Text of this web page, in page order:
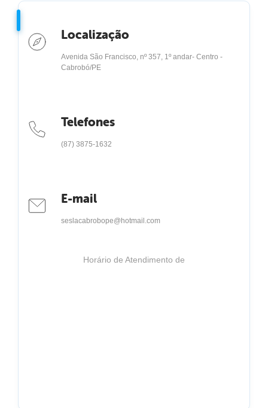
Localização
Avenida São Francisco, nº 357, 1º andar- Centro -
Cabrobó/PE
Telefones
(87) 3875-1632
E-mail
seslacabrobope@hotmail.com
Horário de Atendimento de